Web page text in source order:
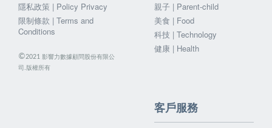
隱私政策 | Policy Privacy
限制條款 | Terms and
Conditions
©2021 影響力數據顧問股份有限公
司.版權所有
親子 | Parent-child
美食 | Food
科技 | Technology
健康 | Health
客戶服務